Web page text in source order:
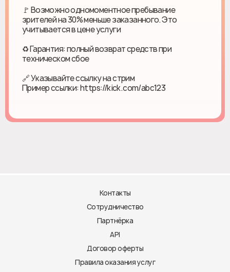
🚩 Возможно одномоментное пребывание
зрителей на 30% меньше заказанного. Это
учитывается в цене услуги
♻ Гарантия: полный возврат средств при
техническом сбое
🔗 Указывайте ссылку на стрим
Пример ссылки: https://kick.com/abc123
Контакты
Сотрудничество
Партнёрка
API
Договор оферты
Правила оказания услуг